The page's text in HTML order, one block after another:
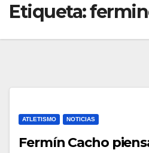
Etiqueta:
ATLETISMO NOTICIAS
Fermín Cacho